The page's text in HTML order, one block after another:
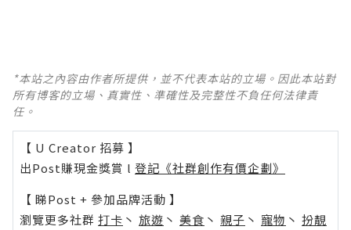
*本站之內容由作者所提供，並不代表本站的立場。因此本站對
所有博客的立場、真實性、準確性及完整性不負任何法律責
任。
【 U Creator 招募 】
出Post賺現金獎賞 l 登記《社群創作有價企劃》
【 睇Post + 參加品牌活動 】
瀏覽更多社群 打卡 丶 旅遊 丶 美食 丶 親子 丶 寵物 丶 扮靚